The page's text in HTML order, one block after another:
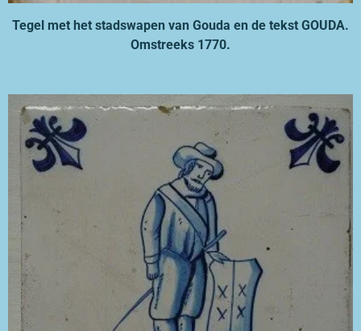
Tegel met het stadswapen van Gouda en de tekst GOUDA.
Omstreeks 1770.